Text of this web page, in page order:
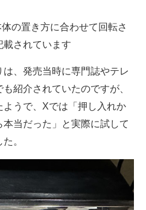
の置き方に合わせて回転さ
載されています
、発売当時に専門誌やテレ
紹介されていたのですが、
うで、Xでは「押し入れか
当だった」と実際に試して
。